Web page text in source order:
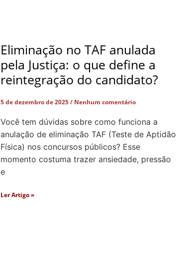
Eliminação no TAF anulada
pela Justiça: o que define a
reintegração do candidato?
5 de dezembro de 2025 Nenhum comentário
Você tem dúvidas sobre como funciona a
anulação de eliminação TAF (Teste de Aptidão
Física) nos concursos públicos? Esse
momento costuma trazer ansiedade, pressão
e
Ler Artigo »